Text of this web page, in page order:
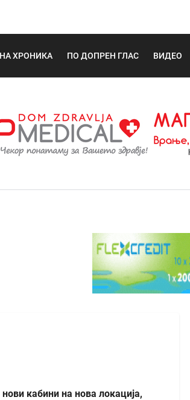
ХРОНИКА ПО ДОПРЕН ГЛАС ВИДЕО
кабини на нова локација,